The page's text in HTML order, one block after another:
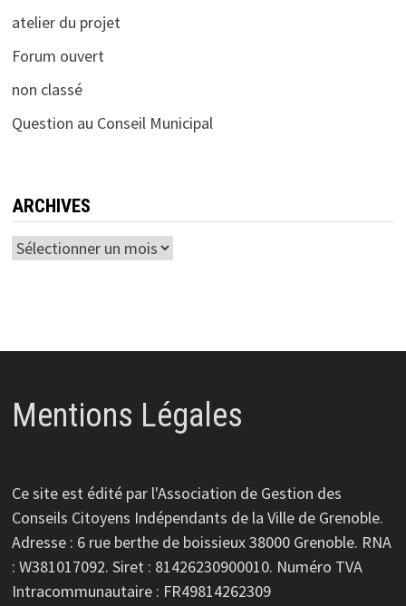
atelier du projet
Forum ouvert
non classé
Question au Conseil Municipal
ARCHIVES
Archives
Mentions Légales
Ce site est édité par l'Association de Gestion des
Conseils Citoyens Indépendants de la Ville de Grenoble.
Adresse : 6 rue berthe de boissieux 38000 Grenoble. RNA
: W381017092. Siret : 81426230900010. Numéro TVA
Intracommunautaire : FR49814262309